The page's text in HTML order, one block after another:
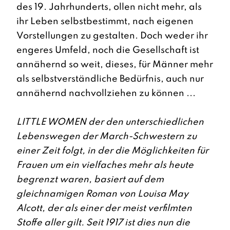
des 19. Jahrhunderts, ollen nicht mehr, als
ihr Leben selbstbestimmt, nach eigenen
Vorstellungen zu gestalten. Doch weder ihr
engeres Umfeld, noch die Gesellschaft ist
annähernd so weit, dieses, für Männer mehr
als selbstverständliche Bedürfnis, auch nur
annähernd nachvollziehen zu können ...
LITTLE WOMEN der den unterschiedlichen
Lebenswegen der March-Schwestern zu
einer Zeit folgt, in der die Möglichkeiten für
Frauen um ein vielfaches mehr als heute
begrenzt waren, basiert auf dem
gleichnamigen Roman von Louisa May
Alcott, der als einer der meist verfilmten
Stoffe aller gilt. Seit 1917 ist dies nun die